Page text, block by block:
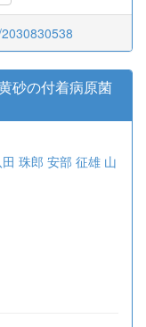
砂の付着病原菌
田 珠郎 安部 征雄 山